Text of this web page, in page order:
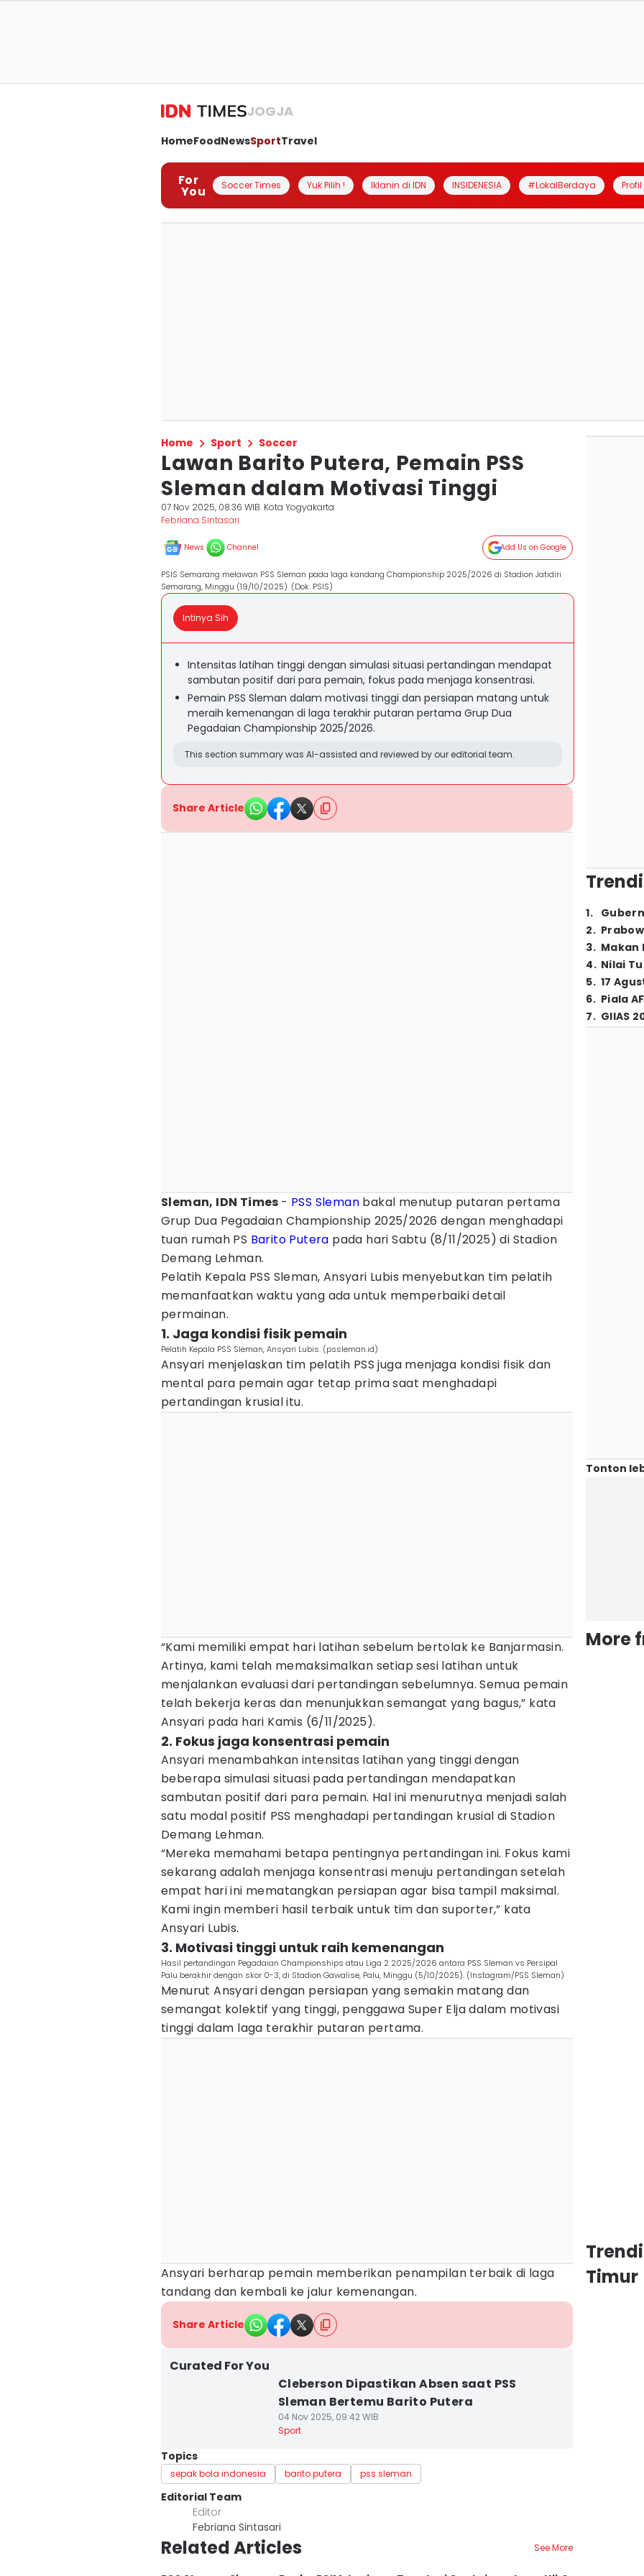
JOGJA
HomeFoodNewsSportTravel
For
You Soccer Times Yuk Pilih ! Iklanin di IDN INSIDENESIA #LokalBerdaya
Home Sport Soccer
Lawan Barito Putera, Pemain PSS
Sleman dalam Motivasi Tinggi
07 Nov 2025, 08:36 WIB Kota Yogyakarta
Febriana Sintasari
News Channel Add Us on Google
PSIS Semarang melawan PSS Sleman pada laga kandang Championship 2025/2026 di Stadion Jatidiri
Semarang, Minggu (19/10/2025). (Dok. PSIS)
Intinya Sih
Intensitas latihan tinggi dengan simulasi situasi pertandingan mendapat
sambutan positif dari para pemain, fokus pada menjaga konsentrasi.
Pemain PSS Sleman dalam motivasi tinggi dan persiapan matang untuk
meraih kemenangan di laga terakhir putaran pertama Grup Dua
Pegadaian Championship 2025/2026.
This section summary was AI-assisted and reviewed by our editorial team.
Share Article
Sleman, IDN Times - PSS Sleman bakal menutup putaran pertama
Grup Dua Pegadaian Championship 2025/2026 dengan menghadapi
tuan rumah PS Barito Putera pada hari Sabtu (8/11/2025) di Stadion
Demang Lehman.
Pelatih Kepala PSS Sleman, Ansyari Lubis menyebutkan tim pelatih
memanfaatkan waktu yang ada untuk memperbaiki detail
permainan.
1. Jaga kondisi fisik pemain
Pelatih Kepala PSS Sleman, Ansyari Lubis. (pssleman.id)
Ansyari menjelaskan tim pelatih PSS juga menjaga kondisi fisik dan
mental para pemain agar tetap prima saat menghadapi
pertandingan krusial itu.
“Kami memiliki empat hari latihan sebelum bertolak ke Banjarmasin.
Artinya, kami telah memaksimalkan setiap sesi latihan untuk
menjalankan evaluasi dari pertandingan sebelumnya. Semua pemain
telah bekerja keras dan menunjukkan semangat yang bagus,” kata
Ansyari pada hari Kamis (6/11/2025).
2. Fokus jaga konsentrasi pemain
Ansyari menambahkan intensitas latihan yang tinggi dengan
beberapa simulasi situasi pada pertandingan mendapatkan
sambutan positif dari para pemain. Hal ini menurutnya menjadi salah
satu modal positif PSS menghadapi pertandingan krusial di Stadion
Demang Lehman.
“Mereka memahami betapa pentingnya pertandingan ini. Fokus kami
sekarang adalah menjaga konsentrasi menuju pertandingan setelah
empat hari ini mematangkan persiapan agar bisa tampil maksimal.
Kami ingin memberi hasil terbaik untuk tim dan suporter,” kata
Ansyari Lubis.
3. Motivasi tinggi untuk raih kemenangan
Hasil pertandingan Pegadaian Championships atau Liga 2 2025/2026 antara PSS Sleman vs Persipal
Palu berakhir dengan skor 0-3, di Stadion Gawalise, Palu, Minggu (5/10/2025). (Instagram/PSS Sleman)
Menurut Ansyari dengan persiapan yang semakin matang dan
semangat kolektif yang tinggi, penggawa Super Elja dalam motivasi
tinggi dalam laga terakhir putaran pertama.
Ansyari berharap pemain memberikan penampilan terbaik di laga
tandang dan kembali ke jalur kemenangan.
Share Article
Curated For You
Cleberson Dipastikan Absen saat PSS
Sleman Bertemu Barito Putera
04 Nov 2025, 09:42 WIB
Sport
Topics
sepak bola indonesia barito putera pss sleman
Editorial Team
Editor
Febriana Sintasari
Related Articles See More
1.
2.
3. Makan
4. Nilai
5. 17
6. Piala
7. GIIAS
Tonton
More
Timur